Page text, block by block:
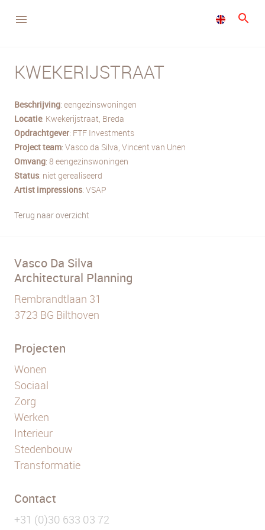
KWEKERIJSTRAAT
Beschrijving: eengezinswoningen
Locatie: Kwekerijstraat, Breda
Opdrachtgever: FTF Investments
Projectteam: Vasco da Silva, Vincent van Unen
Omvang: 8 eengezinswoningen
Status: niet gerealiseerd
Artist impressions: VSAP
Terug naar overzicht
Vasco Da Silva
Architectural Planning
Rembrandtlaan 31
3723 BG Bilthoven
Projecten
Wonen
Sociaal
Zorg
Werken
Interieur
Stedenbouw
Transformatie
Contact
+31 (0)30 633 03 72